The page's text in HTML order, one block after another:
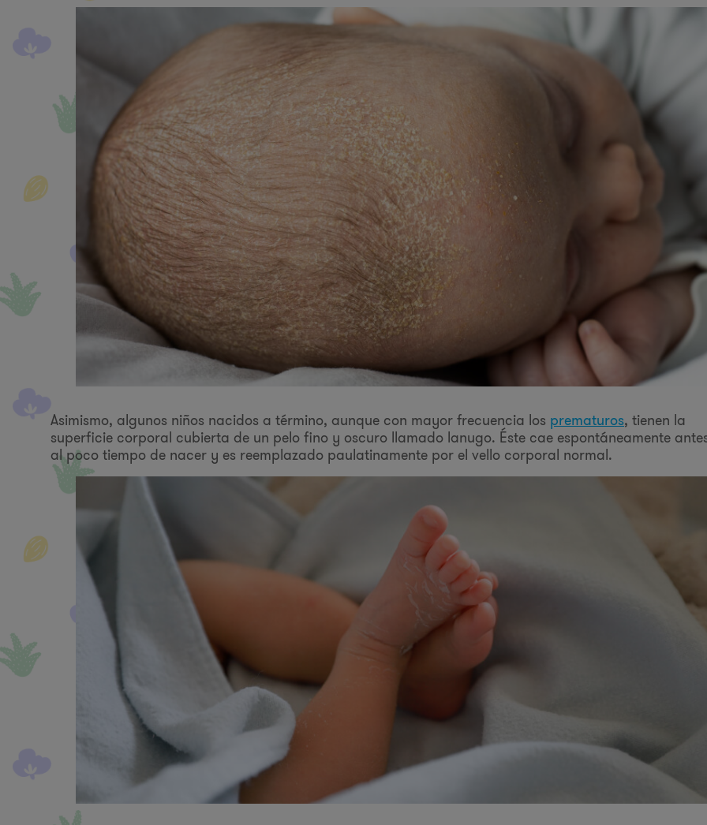
Asimismo, algunos niños nacidos a término, aunque con mayor frecuencia los prematuros, tienen la
superficie corporal cubierta de un pelo fino y oscuro llamado lanugo. Éste cae espontáneamente
al poco tiempo de nacer y es reemplazado paulatinamente por el vello corporal normal.